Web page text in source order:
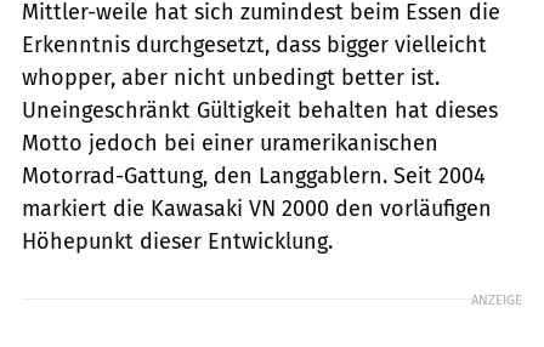
Mittler-weile hat sich zumindest beim Essen die
Erkenntnis durchgesetzt, dass bigger vielleicht
whopper, aber nicht unbedingt better ist.
Uneingeschränkt Gültigkeit behalten hat dieses
Motto jedoch bei einer uramerikanischen
Motorrad-Gattung, den Langgablern. Seit 2004
markiert die Kawasaki VN 2000 den vorläufigen
Höhepunkt dieser Entwicklung.
ANZEIGE